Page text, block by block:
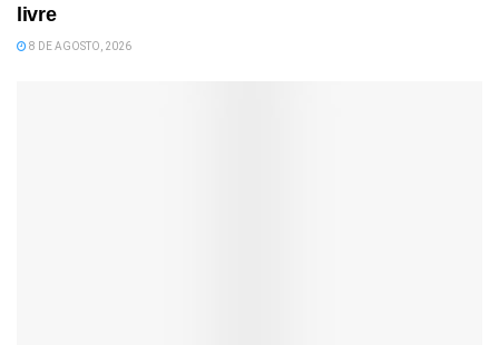
livre
8 DE AGOSTO, 2026